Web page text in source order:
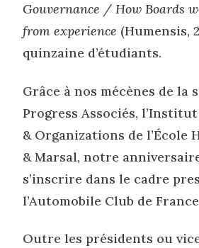
Gouvernance / How Boards
from experience (Humensis,
quinzaine d’étudiants.
Grâce à nos mécènes de la
Progress Associés,
& Organizations de l’École
& Marsal, notre
s’inscrire dans le cadre
l’Automobile Club de
Outre les présidents ou